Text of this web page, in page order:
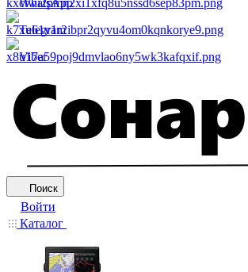
WhatsApp
Telegram
Viber
Поиск
Войти
Каталог